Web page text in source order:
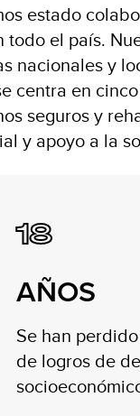
estado
el país.
nacionales y
centra en
seguros y
y apoyo a la
18
AÑOS
Se han
de logros de